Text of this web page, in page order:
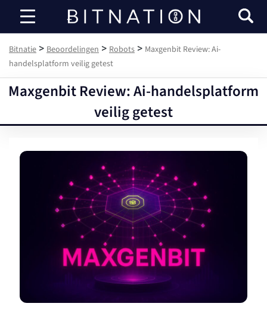
Bitnatie
Bitnatie > Beoordelingen > Robots > Maxgenbit Review: Ai-
handelsplatform veilig getest
Maxgenbit Review: Ai-handelsplatform
veilig getest